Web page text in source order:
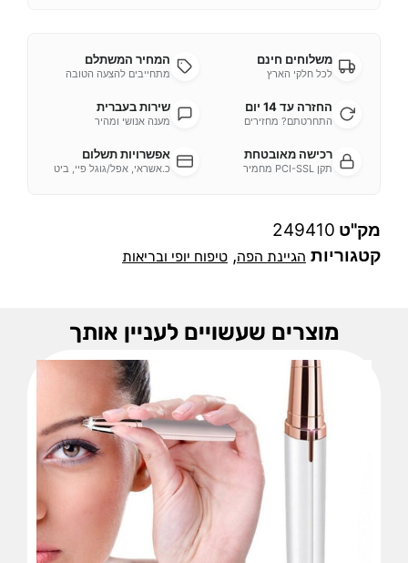
משלוחים חינם
לכל חלקי הארץ
המחיר המשתלם
מתחייבים להצעה הטובה
החזרה עד 14 יום
התחרטתם? מחזירים
שירות בעברית
מענה אנושי ומהיר
רכישה מאובטחת
תקן PCI-SSL מחמיר
אפשרויות תשלום
כ.אשראי, אפל/גוגל פיי, ביט
מק"ט 249410
קטגוריות הגיינת הפה, טיפוח יופי ובריאות
מוצרים שעשויים לעניין אותך